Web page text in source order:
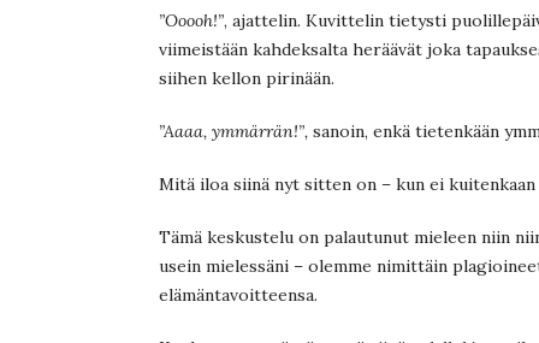
”Ooooh!”, ajattelin. Kuvittelin tietysti
viimeistään kahdeksalta heräävät joka
siihen kellon pirinään.
”Aaaa, ymmärrän!”, sanoin, enkä tietenkään
Mitä iloa siinä nyt sitten on – kun ei
Tämä keskustelu on palautunut mieleen niin
usein mielessäni – olemme nimittäin
elämäntavoitteensa.